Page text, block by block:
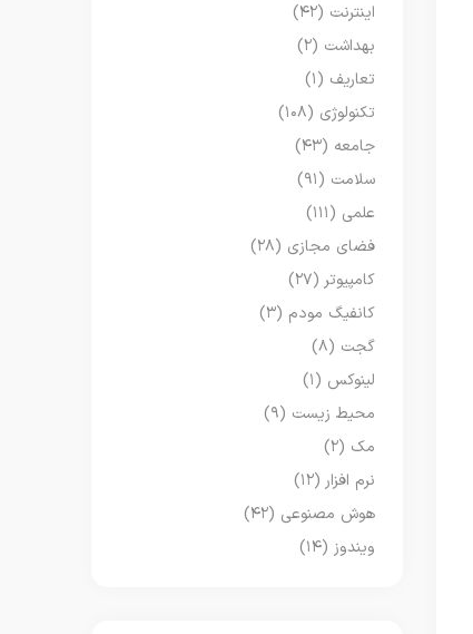
اینترنت (۴۲)
بهداشت (۲)
تعاریف (۱)
تکنولوژی (۱۰۸)
جامعه (۴۳)
سلامت (۹۱)
علمی (۱۱۱)
فضای مجازی (۲۸)
کامپیوتر(۲۷)
کانفیگ مودم (۳)
گجت (۸)
لینوکس (۱)
محیط زیست (۹)
مک (۲)
نرم افزار(۱۲)
هوش مصنوعی (۴۲)
ویندوز (۱۴)